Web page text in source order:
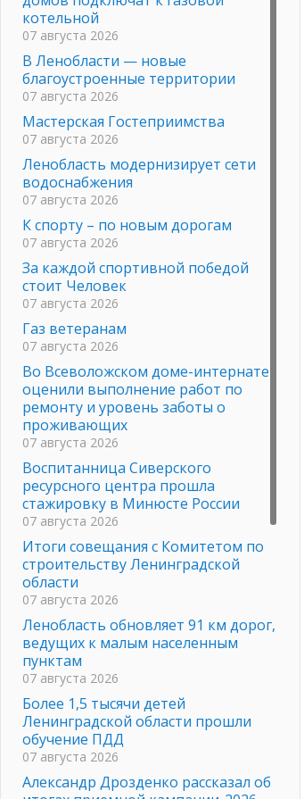
котельной
07 августа 2026
В Ленобласти — новые
благоустроенные территории
07 августа 2026
Мастерская Гостеприимства
07 августа 2026
Ленобласть модернизирует сети
водоснабжения
07 августа 2026
К спорту – по новым дорогам
07 августа 2026
За каждой спортивной победой
стоит Человек
07 августа 2026
Газ ветеранам
07 августа 2026
Во Всеволожском доме-интернате
оценили выполнение работ по
ремонту и уровень заботы о
проживающих
07 августа 2026
Воспитанница Сиверского
ресурсного центра прошла
стажировку в Минюсте России
07 августа 2026
Итоги совещания с Комитетом по
строительству Ленинградской
области
07 августа 2026
Ленобласть обновляет 91 км дорог,
ведущих к малым населенным
пунктам
07 августа 2026
Более 1,5 тысячи детей
Ленинградской области прошли
обучение ПДД
07 августа 2026
Александр Дрозденко рассказал об